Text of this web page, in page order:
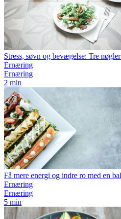
Stress, søvn og bevægelse: Tre
Ernæring
Ernæring
2 min
Få mere energi og indre ro med en
Ernæring
Ernæring
5 min